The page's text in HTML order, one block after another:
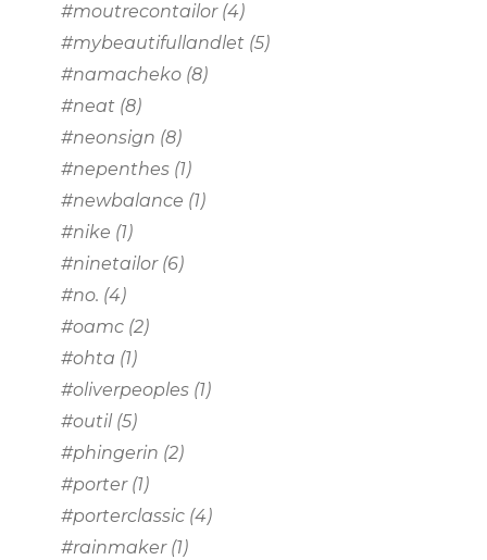
#moutrecontailor(4)
#mybeautifullandlet (5)
#namacheko (8)
#neat (8)
#neonsign (8)
#nepenthes (1)
#newbalance (1)
#nike (1)
#ninetailor(6)
#no. (4)
#oamc (2)
#ohta (1)
#oliverpeoples (1)
#outil (5)
#phingerin (2)
#porter(1)
#porterclassic (4)
#rainmaker(1)